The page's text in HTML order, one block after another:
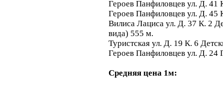
Героев Панфиловцев ул. Д.
Героев Панфиловцев ул. Д.
Вилиса Лациса ул. Д. 37 К. 2
вида) 555 м.
Туристская ул. Д. 19 К. 6
Героев Панфиловцев ул. Д.
Средняя цена 1м: